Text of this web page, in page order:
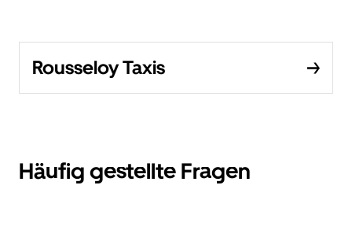
Rousseloy Taxis
Häufig gestellte Fragen